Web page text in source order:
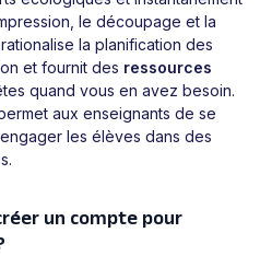
le découpage et la
la planification des
et fournit des ressources
quand vous en avez besoin.
aux enseignants de se
les élèves dans des
un compte pour